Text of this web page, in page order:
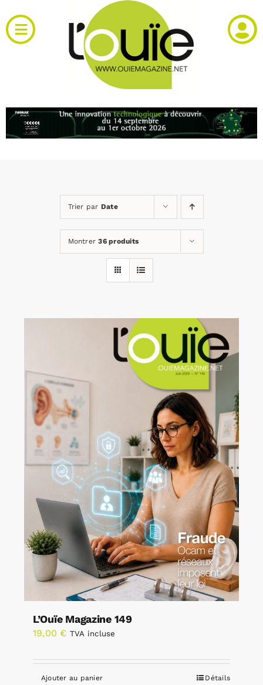
au
contenu
Toggle
Navigation
RH et emploi
Trier par Date
Montrer36 produits
L’Ouïe Magazine 149
19,00 € TVA incluse
Ajouter au panier Détails